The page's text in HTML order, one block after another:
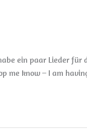
ein paar Lieder
me know – I am